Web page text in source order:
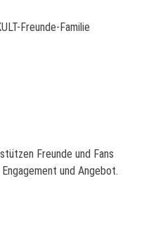
Freunde-Familie
Freunde und Fans
und Angebot.